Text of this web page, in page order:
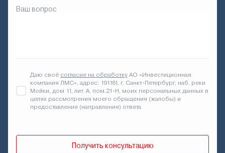
Ваш вопрос
Даю своё согласие на обработку АО «Инвестиционная
компания ЛМС», адрес: 191181, г. Санкт-Петербург, наб. реки
Мойки, дом 11, лит. А, пом.21-Н, моих персональных данных в
целях рассмотрения моего обращения (жалобы) и
предоставления (направления) ответа
Получить консультацию